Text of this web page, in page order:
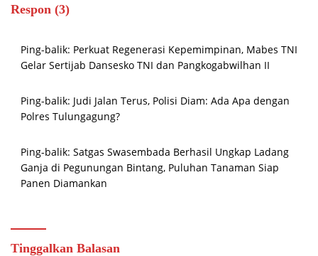
Respon (3)
Ping-balik: Perkuat Regenerasi Kepemimpinan, Mabes TNI
Gelar Sertijab Dansesko TNI dan Pangkogabwilhan II
Ping-balik: Judi Jalan Terus, Polisi Diam: Ada Apa dengan
Polres Tulungagung?
Ping-balik: Satgas Swasembada Berhasil Ungkap Ladang
Ganja di Pegunungan Bintang, Puluhan Tanaman Siap
Panen Diamankan
Tinggalkan Balasan